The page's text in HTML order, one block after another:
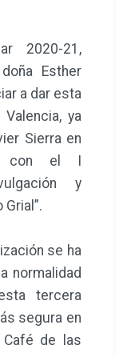
2020-21,
Esther
a dar esta
ya
Sierra en
con el I
y
se ha
normalidad
tercera
segura en
de las